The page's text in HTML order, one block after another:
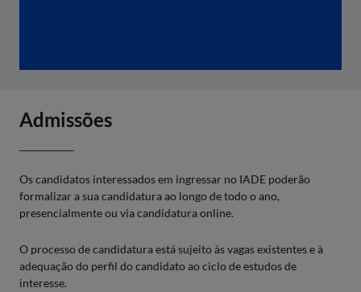
Admissões
Os candidatos interessados em ingressar no IADE poderão
formalizar a sua candidatura ao longo de todo o ano,
presencialmente ou via candidatura online.
O processo de candidatura está sujeito às vagas existentes e à
adequação do perfil do candidato ao ciclo de estudos de
interesse.